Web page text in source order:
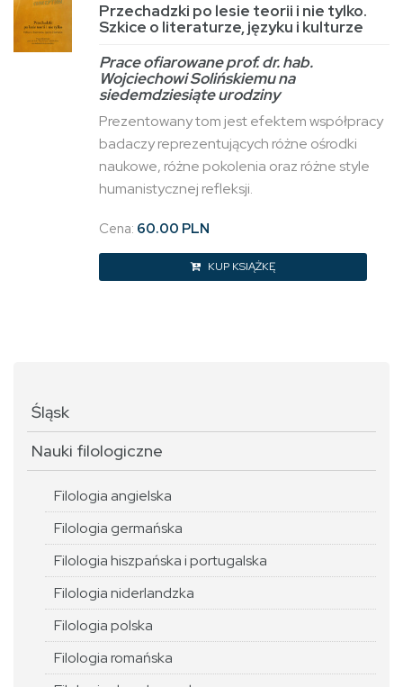
Przechadzki po lesie teorii i nie tylko.
Szkice o literaturze, języku i kulturze
Prace ofiarowane prof. dr. hab.
Wojciechowi Solińskiemu na
siedemdziesiąte urodziny
Prezentowany tom jest efektem współpracy
badaczy reprezentujących różne ośrodki
naukowe, różne pokolenia oraz różne style
humanistycznej refleksji.
Cena: 60.00 PLN
KUP KSIĄŻKĘ
Śląsk
Nauki filologiczne
Filologia angielska
Filologia germańska
Filologia hiszpańska i portugalska
Filologia niderlandzka
Filologia polska
Filologia romańska